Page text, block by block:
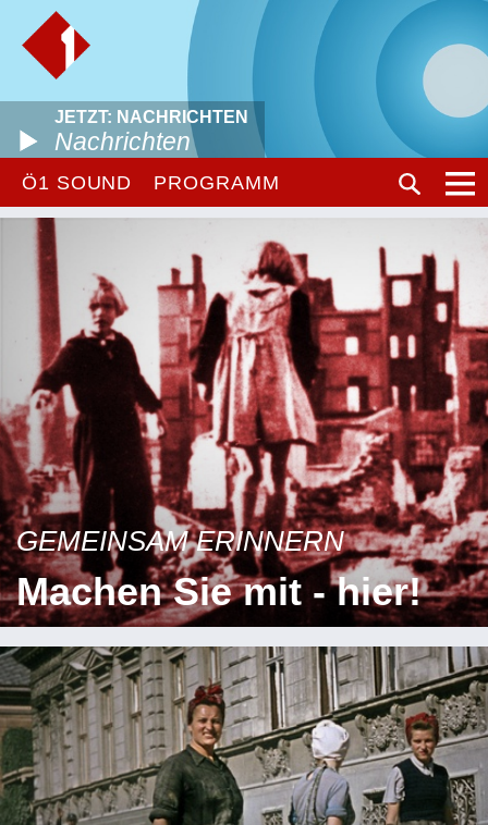
JETZT: NACHRICHTEN
Nachrichten
Ö1 SOUND PROGRAMM
GEMEINSAM ERINNERN
Machen Sie mit - hier!